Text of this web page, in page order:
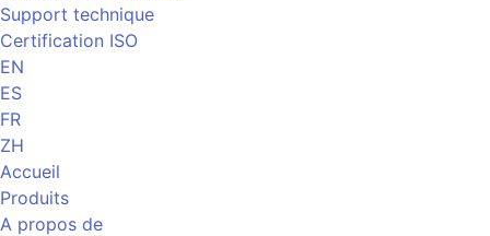
Support technique
Certification ISO
EN
ES
FR
ZH
Accueil
Produits
A propos de